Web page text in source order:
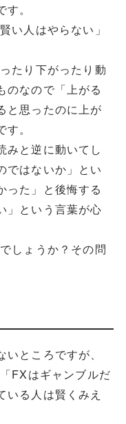
。
い人はやらない」
たり下がったり動
のなので「上がる
と思ったのに上が
。
みと逆に動いてし
ではないか」とい
った」と後悔する
」という言葉が心
しょうか？その問
ところですが、
FXはギャンブルだ
る人は賢くみえ